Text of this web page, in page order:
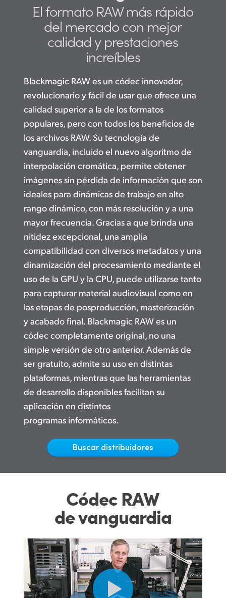
Finland
France
India
Japan
Korea
Mexico
Malaysia
Netherlands
New Zealand
Norway
Poland
Portugal
Singapore
España
Chinese Taipei
Turkey
United Kingdom
El formato RAW más rápido
del mercadocon mejor
calidady prestaciones
increíbles
Blackmagic RAW es un códec innovador,
revolucionario y fácil de usar que ofrece una
calidad superior a la de los formatos
populares, pero con todos los beneficios de
los archivos RAW. Su tecnología de
vanguardia, incluido el nuevo algoritmo de
interpolación cromática, permite obtener
imágenes sin pérdida de información que son
ideales para dinámicas de trabajo en alto
rango dinámico, con más resolución y a una
mayor frecuencia. Gracias a que brinda una
nitidez excepcional, una amplia
compatibilidad con diversos metadatos y una
dinamización del procesamiento mediante el
uso de la GPU y la CPU, puede utilizarse tanto
para capturar material audiovisual como en
las etapas de posproducción, masterización
y acabado final. Blackmagic RAW es un
códec completamente original, no una
simple versión de otro anterior. Además de
ser gratuito, admite su uso en distintas
plataformas, mientras que las herramientas
de desarrollo disponibles facilitan su
aplicación en distintos
programas informáticos.
Buscar distribuidores
Códec RAW
de vanguardia